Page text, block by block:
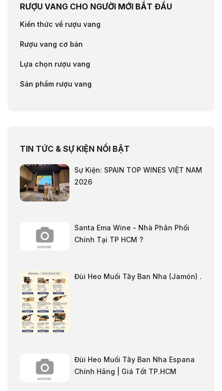
RƯỢU VANG CHO NGƯỜI MỚI BẮT ĐẦU
Kiến thức về rượu vang
Rượu vang cơ bản
Lựa chọn rượu vang
Sản phẩm rượu vang
TIN TỨC & SỰ KIỆN NỔI BẬT
Sự Kiện: SPAIN TOP WINES VIỆT NAM
2026
Santa Ema Wine - Nhà Phân Phối
Chính Tại TP HCM ?
Đùi Heo Muối Tây Ban Nha (Jamón) .
Đùi Heo Muối Tây Ban Nha Espana
Chính Hãng | Giá Tốt TP.HCM